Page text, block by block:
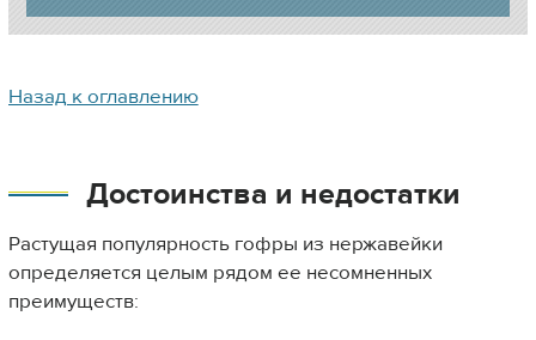
Назад к оглавлению
Достоинства и недостатки
Растущая популярность гофры из нержавейки
определяется целым рядом ее несомненных
преимуществ: